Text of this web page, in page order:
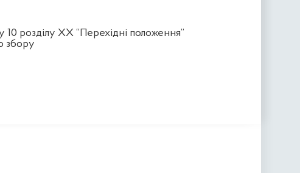
розділу XX “Перехідні положення”
збору